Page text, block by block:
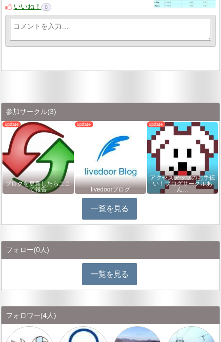
いいね！
0
参加サークル(3)
ブログを更新したらここ
で報告
livedoorブログ
アクセスアップのお手伝
い！ブログサークルあ
ん…
一覧を見る
フォロー(0人)
一覧を見る
フォロワー(4人)